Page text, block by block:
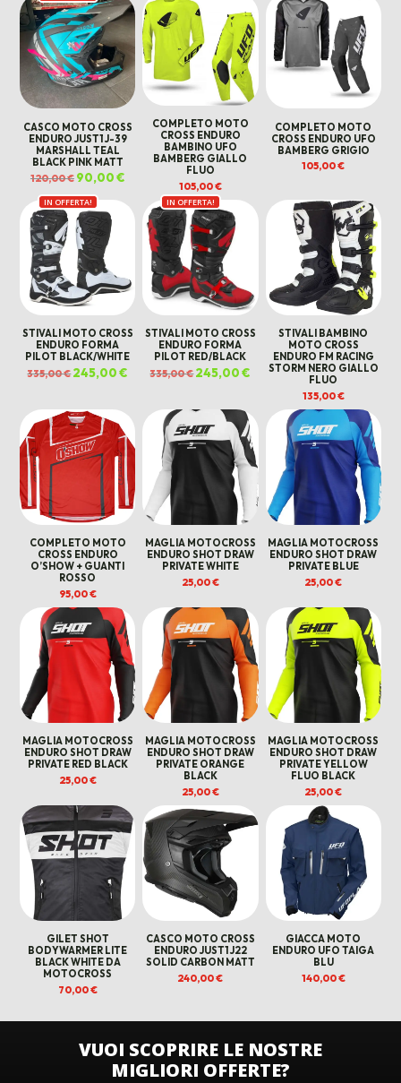
era:
120,00 €.
è:
70,00 €.
era:
120,00 €.
è:
60,00 €.
era:
120,00 €.
è:
CASCO MOTO CROSS
ENDURO JUST1 J-39
MARSHALL TEAL
BLACK PINK MATT
120,00€ Il
prezzo
originale
era:
120,00 €.
90,00€Il
prezzo
attuale
è:
90,00 €.
COMPLETO MOTO
CROSS ENDURO
BAMBINO UFO
BAMBERG GIALLO
FLUO
105,00€
COMPLETO MOTO
CROSS ENDURO UFO
BAMBERG GRIGIO
105,00€
IN OFFERTA!
STIVALI MOTO CROSS
ENDURO FORMA
PILOT BLACK/WHITE
335,00€Il
prezzo
335,00 €.
245,00€
prezzo
245,00 €.
IN OFFERTA!
STIVALI MOTO CROSS
ENDURO FORMA
PILOT RED/BLACK
335,00€Il
prezzo
335,00 €.
245,00€
245,00 €.
STIVALI BAMBINO
MOTO CROSS
ENDURO FM RACING
STORM NERO GIALLO
FLUO
135,00€
COMPLETO MOTO
CROSS ENDURO
O’SHOW + GUANTI
ROSSO
95,00€
MAGLIA MOTOCROSS
ENDURO SHOT DRAW
PRIVATE WHITE
25,00€
MAGLIA MOTOCROSS
ENDURO SHOT DRAW
PRIVATE BLUE
25,00€
MAGLIA MOTOCROSS
ENDURO SHOT DRAW
PRIVATE RED BLACK
25,00€
MAGLIA MOTOCROSS
ENDURO SHOT DRAW
PRIVATE ORANGE
BLACK
25,00€
MAGLIA MOTOCROSS
ENDURO SHOT DRAW
PRIVATE YELLOW
FLUO BLACK
25,00€
GILET SHOT
BODYWARMER LITE
BLACK WHITE DA
MOTOCROSS
70,00€
CASCO MOTO CROSS
ENDURO JUST1 J22
SOLID CARBON MATT
240,00€
GIACCA MOTO
ENDURO UFO TAIGA
BLU
140,00€
VUOI SCOPRIRE LE NOSTRE
MIGLIORI OFFERTE?